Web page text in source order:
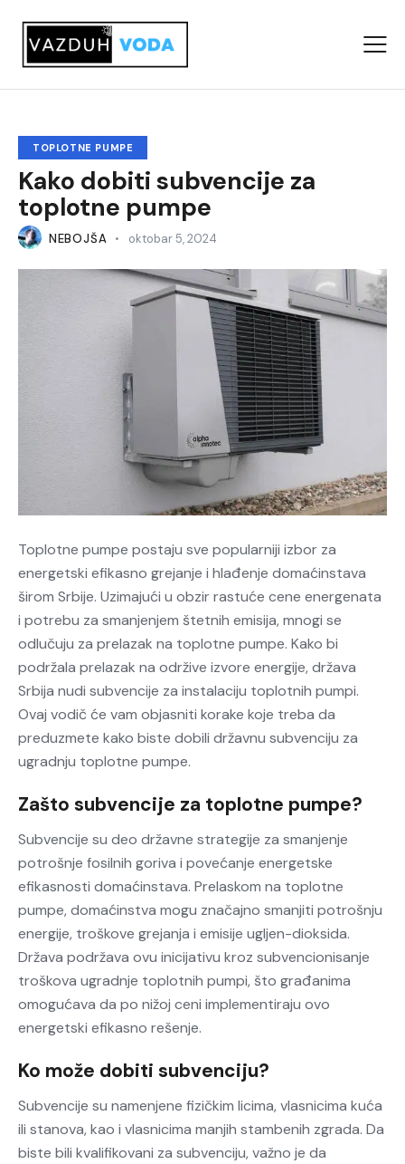
TOPLOTNE PUMPE
Kako dobiti subvencije za
toplotne pumpe
NEBOJŠA oktobar 5, 2024
Toplotne pumpe postaju sve popularniji izbor za
energetski efikasno grejanje i hlađenje domaćinstava
širom Srbije. Uzimajući u obzir rastuće cene energenata
i potrebu za smanjenjem štetnih emisija, mnogi se
odlučuju za prelazak na toplotne pumpe. Kako bi
podržala prelazak na održive izvore energije, država
Srbija nudi subvencije za instalaciju toplotnih pumpi.
Ovaj vodič će vam objasniti korake koje treba da
preduzmete kako biste dobili državnu subvenciju za
ugradnju toplotne pumpe.
Zašto subvencije za toplotne pumpe?
Subvencije su deo državne strategije za smanjenje
potrošnje fosilnih goriva i povećanje energetske
efikasnosti domaćinstava. Prelaskom na toplotne
pumpe, domaćinstva mogu značajno smanjiti potrošnju
energije, troškove grejanja i emisije ugljen-dioksida.
Država podržava ovu inicijativu kroz subvencionisanje
troškova ugradnje toplotnih pumpi, što građanima
omogućava da po nižoj ceni implementiraju ovo
energetski efikasno rešenje.
Ko može dobiti subvenciju?
Subvencije su namenjene fizičkim licima, vlasnicima kuća
ili stanova, kao i vlasnicima manjih stambenih zgrada. Da
biste bili kvalifikovani za subvenciju, važno je da